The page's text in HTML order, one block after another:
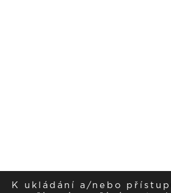
K ukládání a/nebo